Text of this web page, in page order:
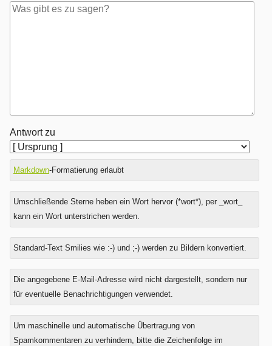
Antwort zu
Markdown-Formatierung erlaubt
Umschließende Sterne heben ein Wort hervor (*wort*), per _wort_
kann ein Wort unterstrichen werden.
Standard-Text Smilies wie :-) und ;-) werden zu Bildern konvertiert.
Was
ist
Drei
plus
Die angegebene E-Mail-Adresse wird nicht dargestellt, sondern nur
für eventuelle Benachrichtigungen verwendet.
Um maschinelle und automatische Übertragung von
Spamkommentaren zu verhindern, bitte die Zeichenfolge im